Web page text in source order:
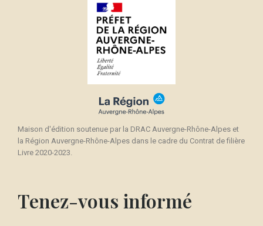
Maison d'édition soutenue par la DRAC Auvergne-Rhône-Alpes et
la Région Auvergne-Rhône-Alpes dans le cadre du Contrat de filière
Livre 2020-2023.
Tenez-vous informé